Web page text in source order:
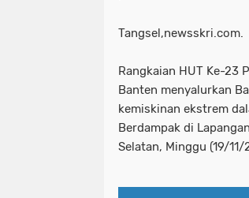
Tangsel,newsskri.com.
Rangkaian HUT Ke-23
Banten menyalurkan
kemiskinan ekstrem
Berdampak di
Selatan, Minggu (19/11/